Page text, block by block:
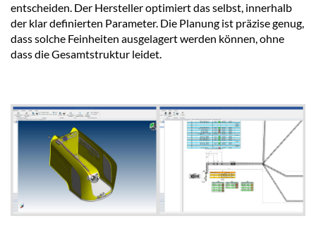
entscheiden. Der Hersteller optimiert das selbst, innerhalb
der klar definierten Parameter. Die Planung ist präzise genug,
dass solche Feinheiten ausgelagert werden können, ohne
dass die Gesamtstruktur leidet.